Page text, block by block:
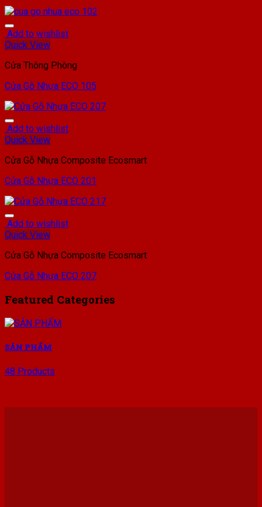
Add to wishlist
Quick View
Cửa Thông Phòng
Cửa Gỗ Nhựa ECO 105
Add to wishlist
Quick View
Cửa Gỗ Nhựa Composite Ecosmart
Cửa Gỗ Nhựa ECO 201
Add to wishlist
Quick View
Cửa Gỗ Nhựa Composite Ecosmart
Cửa Gỗ Nhựa ECO 207
Featured Categories
SẢN PHẨM
48 Products